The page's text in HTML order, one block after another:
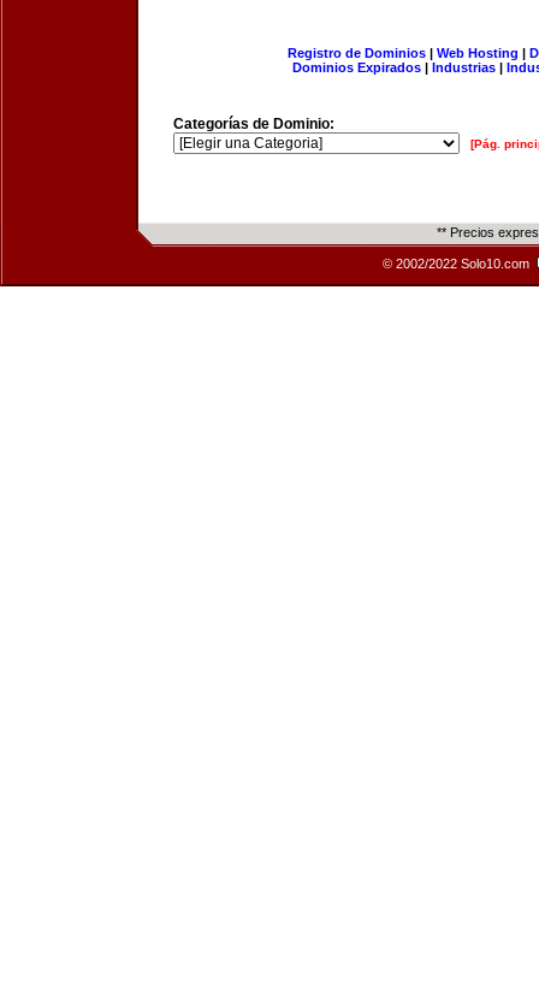
Registro de Dominios| Web Hosting |
Dominios Expirados | Industrias |
Categorías de Dominio:
[Pág.
** Precios
© 2002/2022 Solo10.com